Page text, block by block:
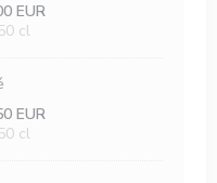
EUR
50 cl
EUR
50 cl